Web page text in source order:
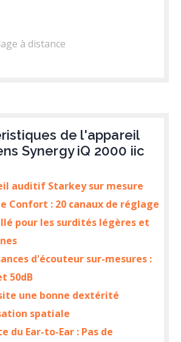
à distance
de l'appareil
Synergy iQ 2000 iic
auditif Starkey sur mesure
Confort : 20 canaux de réglage
pour les surdités légères et
d'écouteur sur-mesures :
50dB
une bonne dextérité
spatiale
du Ear-to-Ear : Pas de